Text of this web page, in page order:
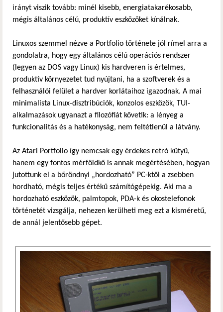
irányt viszik tovább: minél kisebb, energiatakarékosabb,
mégis általános célú, produktív eszközöket kínálnak.
Linuxos szemmel nézve a Portfolio története jól rímel arra a
gondolatra, hogy egy általános célú operációs rendszer
(legyen az DOS vagy Linux) kis hardveren is értelmes,
produktív környezetet tud nyújtani, ha a szoftverek és a
felhasználói felület a hardver korlátaihoz igazodnak. A mai
minimalista Linux-disztribúciók, konzolos eszközök, TUI-
alkalmazások ugyanazt a filozófiát követik: a lényeg a
funkcionalitás és a hatékonyság, nem feltétlenül a látvány.
Az Atari Portfolio így nemcsak egy érdekes retró kütyü,
hanem egy fontos mérföldkő is annak megértésében, hogyan
jutottunk el a bőröndnyi „hordozható” PC-ktől a zsebben
hordható, mégis teljes értékű számítógépekig. Aki ma a
hordozható eszközök, palmtopok, PDA-k és okostelefonok
történetét vizsgálja, nehezen kerülheti meg ezt a kisméretű,
de annál jelentősebb gépet.